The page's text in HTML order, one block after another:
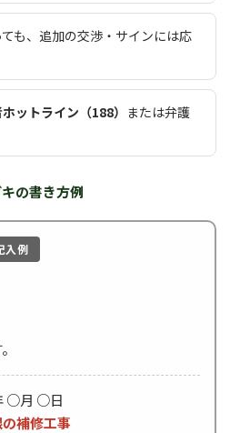
も、追加の交渉・サインには応
ットライン（188） または弁護
の書き方例
入例
○月 ○日
補修工事